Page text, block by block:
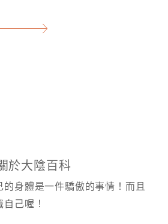
於大陰百科
身體是一件驕傲的事情！而且
己喔！